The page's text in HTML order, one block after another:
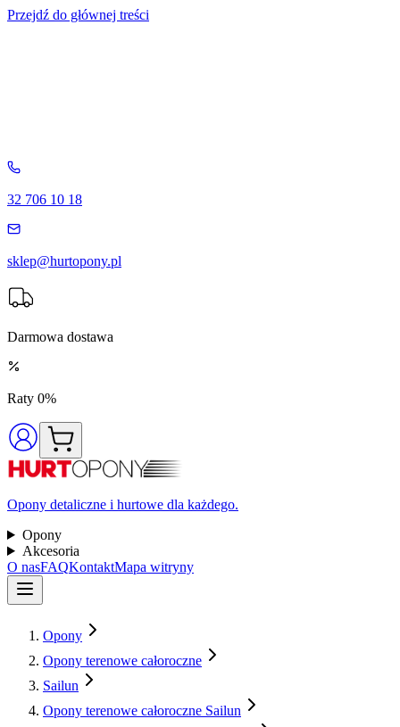
Przejdź do głównej treści
32 706 10 18
sklep@hurtopony.pl
Darmowa dostawa
Raty 0%
Opony detaliczne i hurtowe dla każdego.
Opony
Akcesoria
O nasFAQKontaktMapa witryny
Opony
Opony terenowe całoroczne
Sailun
Opony terenowe całoroczne Sailun